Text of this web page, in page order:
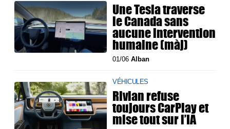
Une Tesla traverse
le Canada sans
aucune intervention
humaine (màj)
01/06Alban
VÉHICULES
Rivian refuse
toujours CarPlay et
mise tout sur l’IA